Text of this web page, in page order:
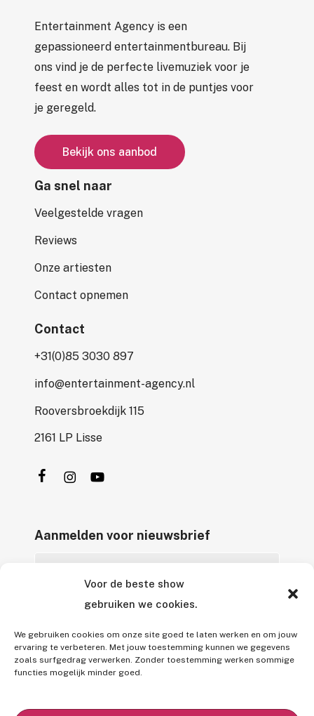
Voor de beste show
gebruiken we cookies.
We gebruiken cookies om onze site goed te laten werken en om jouw
ervaring te verbeteren. Met jouw toestemming kunnen we gegevens
zoals surfgedrag verwerken. Zonder toestemming werken sommige
functies mogelijk minder goed.
Entertainment Agency is een
gepassioneerd entertainmentbureau. Bij
ons vind je de perfecte livemuziek voor je
feest en wordt alles tot in de puntjes voor
je geregeld.
Bekijk ons aanbod
Ga snel naar
Veelgestelde vragen
Reviews
Onze artiesten
Contact opnemen
Contact
+31(0)85 3030 897
info@entertainment-agency.nl
Rooversbroekdijk 115
2161 LP Lisse
Aanmelden voor nieuwsbrief
Alle rechten voorbehouden © 2026 Entertainment Agency B.V.